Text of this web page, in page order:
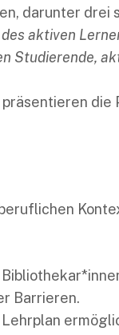
darunter drei
aktiven
Studierende,
Barrieren.